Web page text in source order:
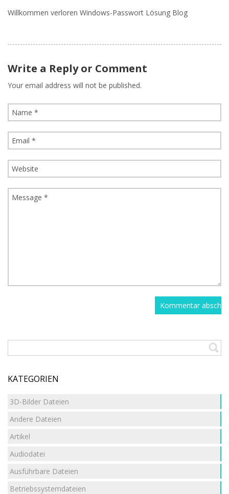
Willkommen verloren Windows-Passwort Lösung Blog
Write a Reply or Comment
Your email address will not be published.
KATEGORIEN
3D-Bilder Dateien
Andere Dateien
Artikel
Audiodatei
Ausführbare Dateien
Betriebssystemdateien